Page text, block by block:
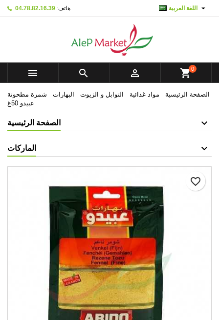
هاتف: 04.78.82.16.39 اللغة العربية 
   shopping_cart0
الصفحة الرئيسية مواد غذائية التوابل و الزيوت البهارات
شمرة مطحونة
عبيدو 50غ
الصفحة الرئيسية
الماركات
favorite_border
Mes listes d'envies ×
Créer une nouvelle liste
Create wishlist ×
إلغاء Create wishlist
تسجيل الدخول ×
You need to be logged in to save products in your
إلغاء تسجيل الدخول